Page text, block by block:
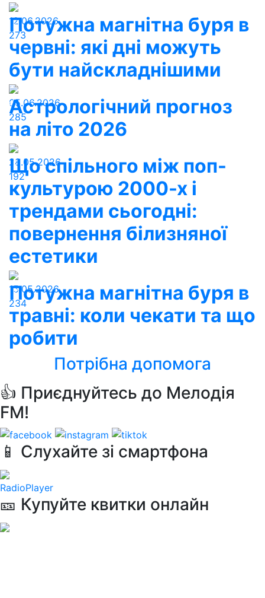
12.06.2026
273
Потужна магнітна буря в
червні: які дні можуть
бути найскладнішими
05.06.2026
285
Астрологічний прогноз
на літо 2026
28.05.2026
192
Що спільного між поп-
культурою 2000-х і
трендами сьогодні:
повернення білизняної
естетики
15.05.2026
234
Потужна магнітна буря в
травні: коли чекати та що
робити
Потрібна допомога
👍 Приєднуйтесь до Мелодія
FM!
📱 Слухайте зі смартфона
RadioPlayer
🎫 Купуйте квитки онлайн